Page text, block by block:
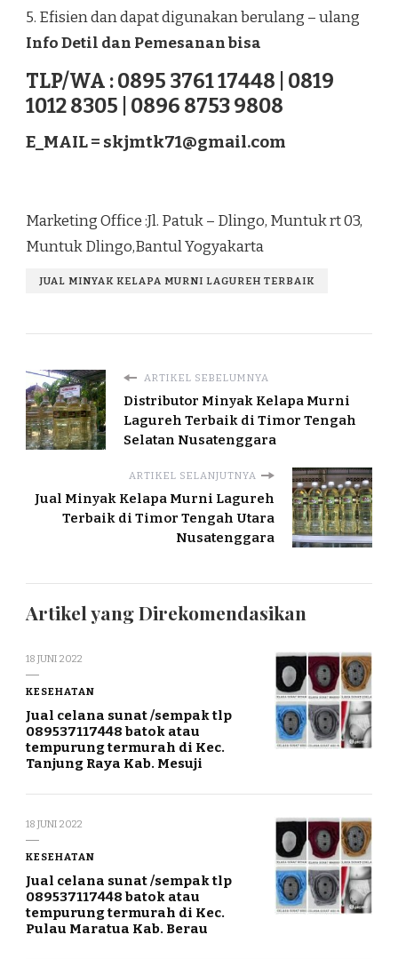
5. Efisien dan dapat digunakan berulang – ulang
Info Detil dan Pemesanan bisa
TLP/WA : 0895 3761 17448 | 0819
1012 8305 | 0896 8753 9808
E_MAIL = skjmtk71@gmail.com
Marketing Office :Jl. Patuk – Dlingo, Muntuk rt 03,
Muntuk Dlingo,Bantul Yogyakarta
JUAL MINYAK KELAPA MURNI LAGUREH TERBAIK
ARTIKEL SEBELUMNYA
Distributor Minyak Kelapa Murni
Lagureh Terbaik di Timor Tengah
Selatan Nusatenggara
ARTIKEL SELANJUTNYA
Jual Minyak Kelapa Murni Lagureh
Terbaik di Timor Tengah Utara
Nusatenggara
Artikel yang Direkomendasikan
18 JUNI 2022
KESEHATAN
Jual celana sunat /sempak tlp
089537117448 batok atau
tempurung termurah di Kec.
Tanjung Raya Kab. Mesuji
18 JUNI 2022
KESEHATAN
Jual celana sunat /sempak tlp
089537117448 batok atau
tempurung termurah di Kec.
Pulau Maratua Kab. Berau